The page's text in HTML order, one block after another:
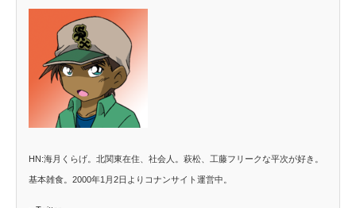
HN:海月くらげ。北関東在住、社会人。萩松、工藤フリークな平次が好き。
基本雑食。2000年1月2日よりコナンサイト運営中。